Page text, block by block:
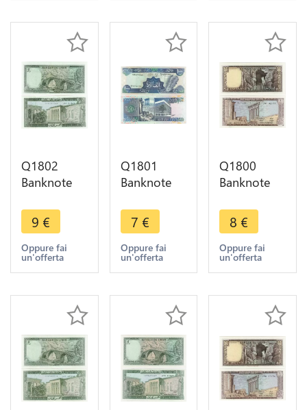
Make offer
Q1802
Banknote
Liban 5
Livres 1982
UNC ->
Make offer
9 €
Oppure fai
un'offerta
Q1801
Banknote
Liban 1000
Livres 1991
AU -> Make
offer
7 €
Oppure fai
un'offerta
Q1800
Banknote
Liban1 Livre
Colonnes
Baalbek
Grotte Jeita
8 €
Oppure fai
un'offerta